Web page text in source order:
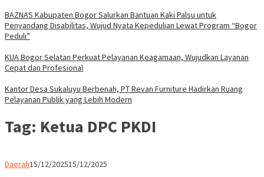
BAZNAS Kabupaten Bogor Salurkan Bantuan Kaki Palsu untuk
Penyandang Disabilitas, Wujud Nyata Kepedulian Lewat Program “Bogor
Peduli”
KUA Bogor Selatan Perkuat Pelayanan Keagamaan, Wujudkan Layanan
Cepat dan Profesional
Kantor Desa Sukaluyu Berbenah, PT Revan Furniture Hadirkan Ruang
Pelayanan Publik yang Lebih Modern
Tag: Ketua DPC PKDI
DaerahParlemen
15/12/202515/12/2025